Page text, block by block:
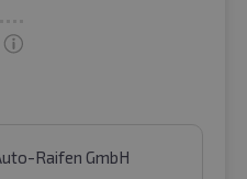
Raifen GmbH